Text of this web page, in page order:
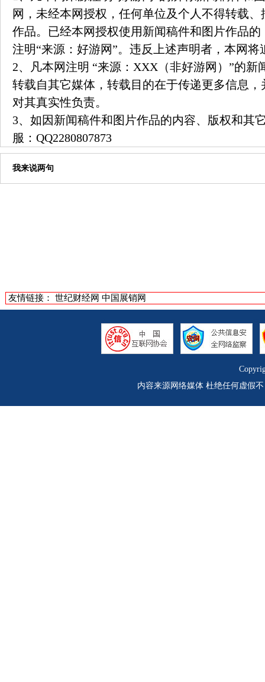
网，未经本网授权，任何单位及个人不得转载
作品。已经本网授权使用新闻稿件和图片作品
注明“来源：好游网”。违反上述声明者，本网
2、凡本网注明 “来源：XXX（非好游网）”的新
转载自其它媒体，转载目的在于传递更多信息
对其真实性负责。
3、如因新闻稿件和图片作品的内容、版权和其
服： QQ2280807873
我来说两句
友情链接： 世纪财经网 中国展销网
内容来源网络媒体 杜绝任何虚假